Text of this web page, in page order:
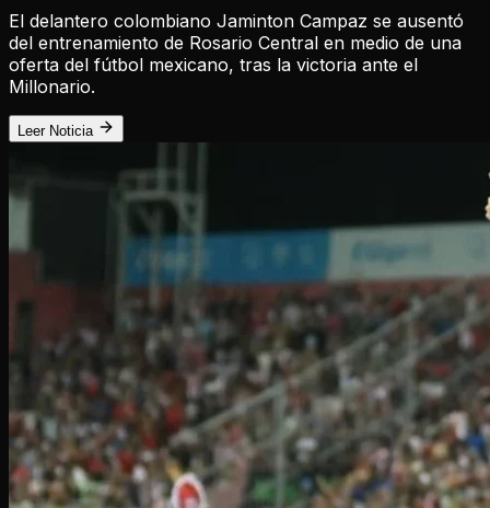
El delantero colombiano Jaminton Campaz se ausentó
del entrenamiento de Rosario Central en medio de una
oferta del fútbol mexicano, tras la victoria ante el
Millonario.
Leer Noticia